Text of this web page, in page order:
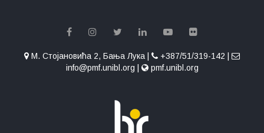
М. Стојановића 2, Бања Лука |
+387/51/319-142 |
info@pmf.unibl.org |
pmf.unibl.org